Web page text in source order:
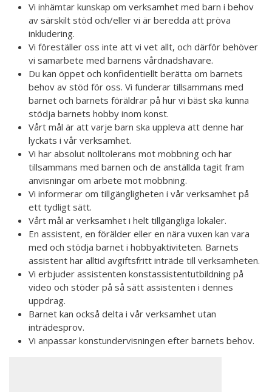
Vi inhämtar kunskap om verksamhet med barn i behov
av särskilt stöd och/eller vi är beredda att pröva
inkludering.
Vi föreställer oss inte att vi vet allt, och därför behöver
vi samarbete med barnens vårdnadshavare.
Du kan öppet och konfidentiellt berätta om barnets
behov av stöd för oss. Vi funderar tillsammans med
barnet och barnets föräldrar på hur vi bäst ska kunna
stödja barnets hobby inom konst.
Vårt mål är att varje barn ska uppleva att denne har
lyckats i vår verksamhet.
Vi har absolut nolltolerans mot mobbning och har
tillsammans med barnen och de anställda tagit fram
anvisningar om arbete mot mobbning.
Vi informerar om tillgängligheten i vår verksamhet på
ett tydligt sätt.
Vårt mål är verksamhet i helt tillgängliga lokaler.
En assistent, en förälder eller en nära vuxen kan vara
med och stödja barnet i hobbyaktiviteten. Barnets
assistent har alltid avgiftsfritt inträde till verksamheten.
Vi erbjuder assistenten konstassistentutbildning på
video och stöder på så sätt assistenten i dennes
uppdrag.
Barnet kan också delta i vår verksamhet utan
inträdesprov.
Vi anpassar konstundervisningen efter barnets behov.